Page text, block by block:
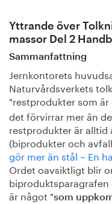
Yttrande över
massor Del 2
Sammanfattning
Jernkontorets
Naturvårdsverkets
"restprodukter som är
det förvirrar mer än
restprodukter är
(biprodukter och
gör mer än stål – En
Ordet oavsiktligt blir
är något "som